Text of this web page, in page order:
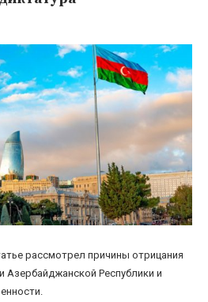
рассмотрел причины отрицания
Азербайджанской Республики и